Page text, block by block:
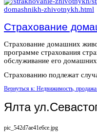
Страхование
Страхование домашних
программе страхования
обслуживание его
Страхованию подлежат
Вернуться к: Недвижимость, продажа
Ялта
pic_542d7ae41e6ce.jpg